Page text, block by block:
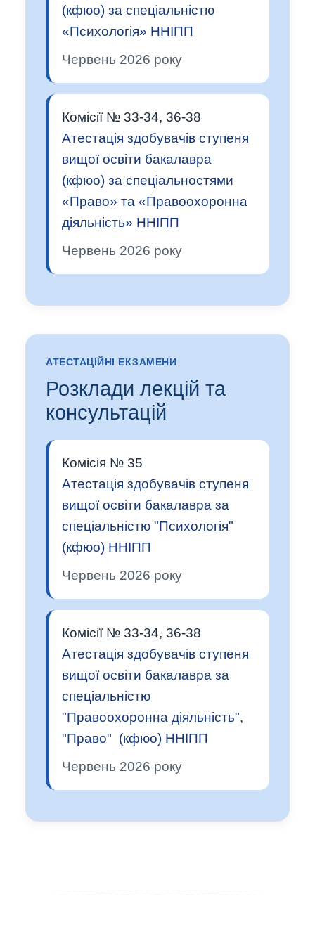
(кфюо) за спеціальністю
«Психологія» ННІПП
Червень 2026 року
Комісії № 33-34, 36-38
Атестація здобувачів ступеня
вищої освіти бакалавра
(кфюо) за спеціальностями
«Право» та «Правоохоронна
діяльність» ННІПП
Червень 2026 року
АТЕСТАЦІЙНІ ЕКЗАМЕНИ
Розклади лекцій та
консультацій
Комісія № 35
Атестація здобувачів ступеня
вищої освіти бакалавра за
спеціальністю "Психологія"
(кфюо) ННІПП
Червень 2026 року
Комісії № 33-34, 36-38
Атестація здобувачів ступеня
вищої освіти бакалавра за
спеціальністю
"Правоохоронна діяльність",
"Право" (кфюо) ННІПП
Червень 2026 року